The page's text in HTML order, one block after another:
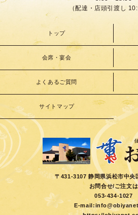
（配達・店頭引渡し
トップ
会席・宴会
よくあるご質問
サイトマップ
〒431-3107 静岡県浜松市中央
お問合せ/ご注文は
053-434-1027
E-mail: